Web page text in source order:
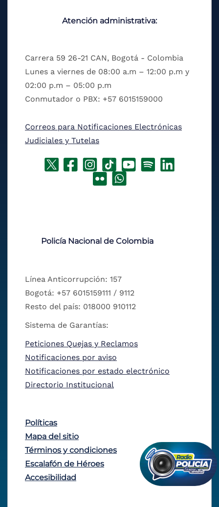
Atención administrativa:
Carrera 59 26-21 CAN, Bogotá - Colombia
Lunes a viernes de 08:00 a.m – 12:00 p.m y
02:00 p.m – 05:00 p.m
Conmutador o PBX: +57 6015159000
Correos para Notificaciones Electrónicas
Judiciales y Tutelas
Policía Nacional de Colombia
Línea Anticorrupción: 157
Bogotá: +57 6015159111 / 9112
Resto del país: 018000 910112
Sistema de Garantías:
Peticiones Quejas y Reclamos
Notificaciones por aviso
Notificaciones por estado electrónico
Directorio Institucional
Políticas
Mapa del sitio
Términos y condiciones
Escalafón de Héroes
Accesibilidad